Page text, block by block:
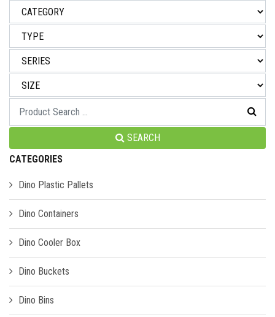
SEARCH
CATEGORIES
Dino Plastic Pallets
Dino Containers
Dino Cooler Box
Dino Buckets
Dino Bins